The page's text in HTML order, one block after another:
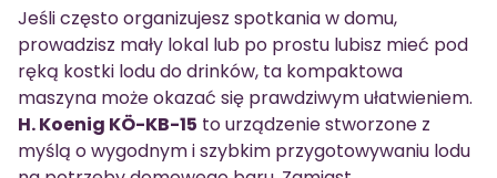
Jeśli często organizujesz spotkania w domu,
prowadzisz mały lokal lub po prostu lubisz mieć pod
ręką kostki lodu do drinków, ta kompaktowa
maszyna może okazać się prawdziwym ułatwieniem.
H. Koenig KÖ-KB-15 to urządzenie stworzone z
myślą o wygodnym i szybkim przygotowywaniu lodu